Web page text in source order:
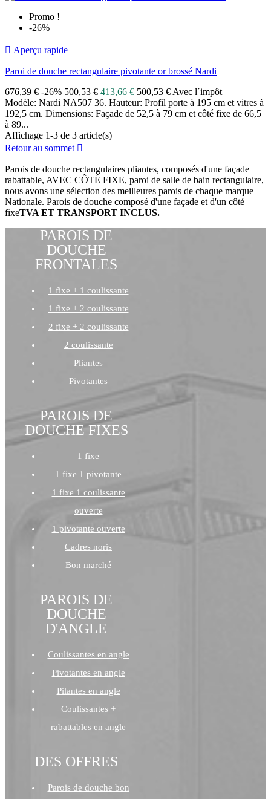
Promo !
-26%
 Aperçu rapide
Paroi de douche rectangulaire pivotante or brossé Nardi
676,39 € -26% 500,53 € 413,66 € 500,53 € Avec l´impôt
Modèle: Nardi NA507 36. Hauteur: Profil porte à 195 cm et vitres à
192,5 cm. Dimensions: Façade de 52,5 à 79 cm et côté fixe de 66,5
à 89...
Affichage 1-3 de 3 article(s)
Retour au sommet 
Parois de douche rectangulaires pliantes, composés d'une façade
rabattable, AVEC CÔTÉ FIXE, paroi de salle de bain rectangulaire,
nous avons une sélection des meilleures parois de chaque marque
Nationale. Parois de douche composé d'une façade et d'un côté
fixeTVA ET TRANSPORT INCLUS.
PAROIS DE
DOUCHE
FRONTALES
1 fixe + 1 coulissante
1 fixe + 2 coulissante
2 fixe + 2 coulissante
2 coulissante
Pliantes
Pivotantes
PAROIS DE
DOUCHE FIXES
1 fixe
1 fixe 1 pivotante
1 fixe 1 coulissante
ouverte
1 pivotante ouverte
Cadres noris
Bon marché
PAROIS DE
DOUCHE
D'ANGLE
Coulissantes en angle
Pivotantes en angle
Pilantes en angle
Coulissantes +
rabattables en angle
DES OFFRES
Parois de douche bon